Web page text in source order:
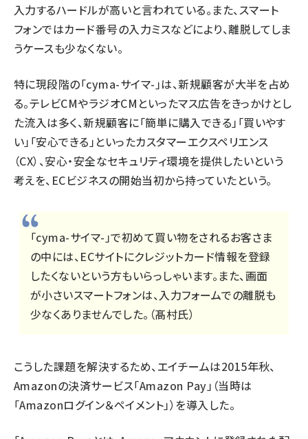
入力するハードルが高いと言われている。また、スマート
フォンではカード番号の入力ミスなどにより、離脱してしま
うケースも少なくない。
特に現段階の「cyma-サイマ-」は、新規顧客が大半を占め
る。テレビCMやラジオCMといったマス広告をきっかけとし
た流入は多く、新規顧客に「簡単に購入できる」「買いやす
い」「安心できる」といったカスタマーエクスペリエンス
（CX）、安心・安全なセキュリティ環境を提供したいという
考えを、ECビジネスの開始当初から持っていたという。
「cyma-サイマ-」で初めて買い物をされるお客さま
の中には、ECサイトにクレジットカード情報を登録
したくないという方もいらっしゃいます。また、画面
が小さいスマートフォンは、入力フォームでの離脱も
少なくありませんでした。（髙村氏）
こうした課題を解決するため、エイチームは2015年秋、
Amazonの決済サービス「Amazon Pay」（当時は
「Amazonログイン＆ペイメント」）を導入した。